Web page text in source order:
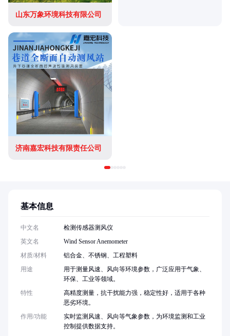
山东万象环境科技有限公司
济南嘉宏科技有限责任公司
基本信息
中文名
检测传感器测风仪
英文名
Wind Sensor Anemometer
材质/材料
铝合金、不锈钢、工程塑料
用途
用于测量风速、风向等环境参数，广泛应用于气象、
环保、工业等领域。
特性
高精度测量，抗干扰能力强，稳定性好，适用于各种
恶劣环境。
作用/功能
实时监测风速、风向等气象参数，为环境监测和工业
控制提供数据支持。